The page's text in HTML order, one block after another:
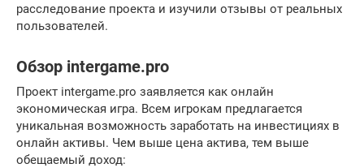
расследование проекта и изучили отзывы от реальных
пользователей.
Обзор intergame.pro
Проект intergame.pro заявляется как онлайн
экономическая игра. Всем игрокам предлагается
уникальная возможность заработать на инвестициях в
онлайн активы. Чем выше цена актива, тем выше
обещаемый доход: